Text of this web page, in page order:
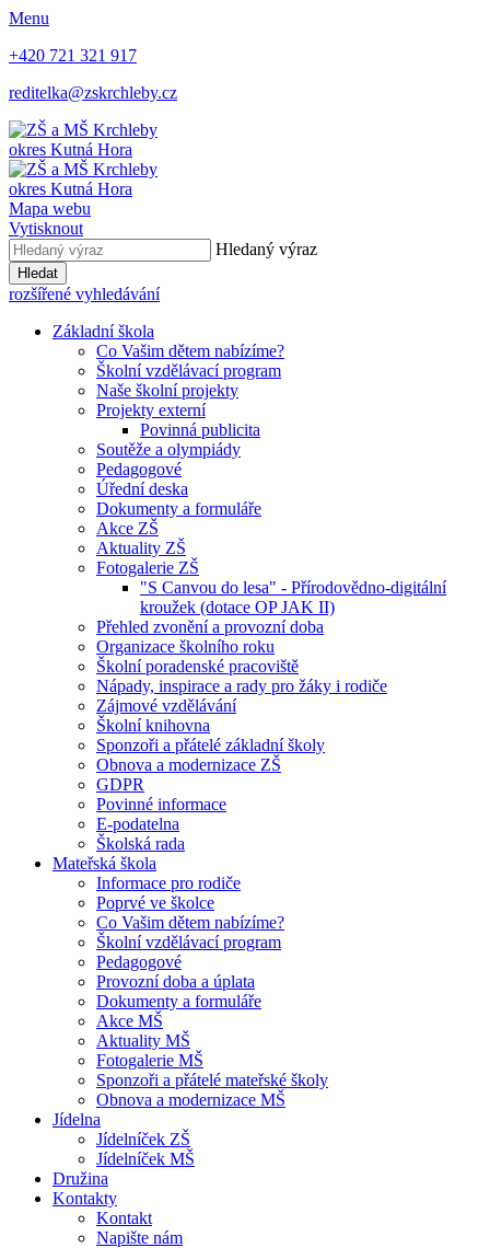
Menu
+420 721 321 917
reditelka@zskrchleby.cz
okres Kutná Hora
okres Kutná Hora
Mapa webu
Vytisknout
Hledaný výraz
Hledat
rozšířené vyhledávání
Základní škola
Co Vašim dětem nabízíme?
Školní vzdělávací program
Naše školní projekty
Projekty externí
Povinná publicita
Soutěže a olympiády
Pedagogové
Úřední deska
Dokumenty a formuláře
Akce ZŠ
Aktuality ZŠ
Fotogalerie ZŠ
"S Canvou do lesa" - Přírodovědno-digitální
kroužek (dotace OP JAK II)
Přehled zvonění a provozní doba
Organizace školního roku
Školní poradenské pracoviště
Nápady, inspirace a rady pro žáky i rodiče
Zájmové vzdělávání
Školní knihovna
Sponzoři a přátelé základní školy
Obnova a modernizace ZŠ
GDPR
Povinné informace
E-podatelna
Školská rada
Mateřská škola
Informace pro rodiče
Poprvé ve školce
Co Vašim dětem nabízíme?
Školní vzdělávací program
Pedagogové
Provozní doba a úplata
Dokumenty a formuláře
Akce MŠ
Aktuality MŠ
Fotogalerie MŠ
Sponzoři a přátelé mateřské školy
Obnova a modernizace MŠ
Jídelna
Jídelníček ZŠ
Jídelníček MŠ
Družina
Kontakty
Kontakt
Napište nám